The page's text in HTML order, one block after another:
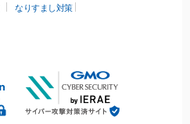
なりすまし対策